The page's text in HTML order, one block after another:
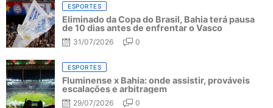
ESPORTES
Eliminado da Copa do Brasil, Bahia terá pausa
de 10 dias antes de enfrentar o Vasco
31/07/2026 0
ESPORTES
Fluminense x Bahia: onde assistir, prováveis
escalações e arbitragem
29/07/2026 0